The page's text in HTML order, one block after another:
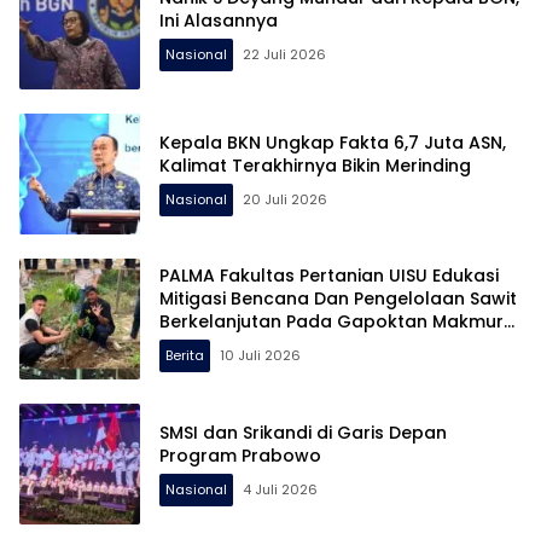
Ini Alasannya
Nasional 22 Juli 2026
Kepala BKN Ungkap Fakta 6,7 Juta ASN,
Kalimat Terakhirnya Bikin Merinding
Nasional 20 Juli 2026
PALMA Fakultas Pertanian UISU Edukasi
Mitigasi Bencana Dan Pengelolaan Sawit
Berkelanjutan Pada Gapoktan Makmur
Tani di Aceh Tamiang
Berita 10 Juli 2026
SMSI dan Srikandi di Garis Depan
Program Prabowo
Nasional 4 Juli 2026